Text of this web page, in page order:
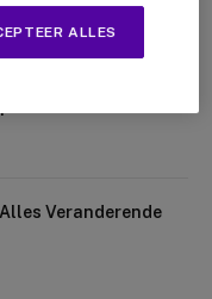
Transformeer Je
Veranderende
ALLES